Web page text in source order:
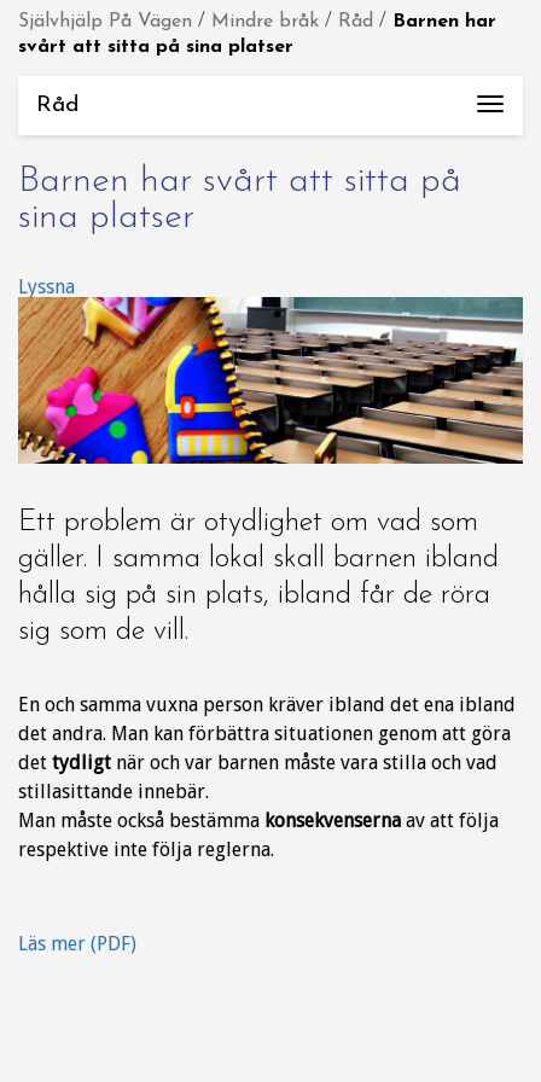
Självhjälp På Vägen / Mindre bråk / Råd / Barnen har
svårt att sitta på sina platser
Råd
Barnen har svårt att sitta på
sina platser
Lyssna
Ett problem är otydlighet om vad som
gäller. I samma lokal skall barnen ibland
hålla sig på sin plats, ibland får de röra
sig som de vill.
En och samma vuxna person kräver ibland det ena ibland
det andra. Man kan förbättra situationen genom att göra
det tydligt när och var barnen måste vara stilla och vad
stillasittande innebär.
Man måste också bestämma konsekvenserna av att följa
respektive inte följa reglerna.
Läs mer (PDF)